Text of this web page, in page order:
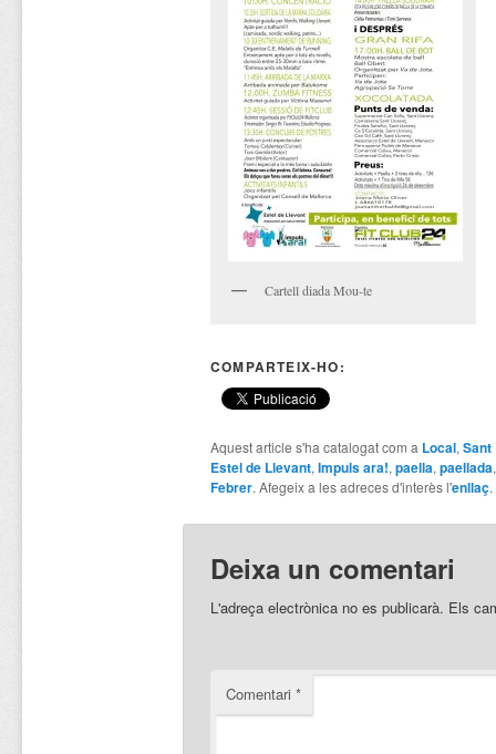
Cartell diada Mou-te
COMPARTEIX-HO:
Aquest article s'ha catalogat com a Local, Sant
Estel de Llevant, Impuls ara!, paella, paellada
Febrer. Afegeix a les adreces d'interès l'enllaç.
Deixa un comentari
L'adreça electrònica no es publicarà. Els
Comentari *